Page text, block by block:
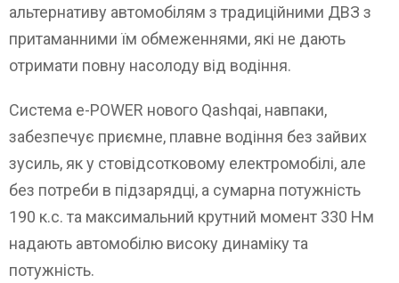
альтернативу автомобілям з традиційними ДВЗ з
притаманними їм обмеженнями, які не дають
отримати повну насолоду від водіння.
Система e-POWER нового Qashqai, навпаки,
забезпечує приємне, плавне водіння без зайвих
зусиль, як у стовідсотковому електромобілі, але
без потреби в підзарядці, а сумарна потужність
190 к.с. та максимальний крутний момент 330 Нм
надають автомобілю високу динаміку та
потужність.